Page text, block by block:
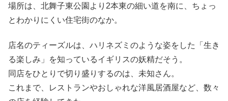
場所は、北舞子東公園より2本東の細い道を南に、ちょっ
とわかりにくい住宅街のなか。
店名のティーズルは、ハリネズミのような姿をした「生き
る楽しみ」を知っているイギリスの妖精だそう。
同店をひとりで切り盛りするのは、未知さん。
これまで、レストランやおしゃれな洋風居酒屋など、数々